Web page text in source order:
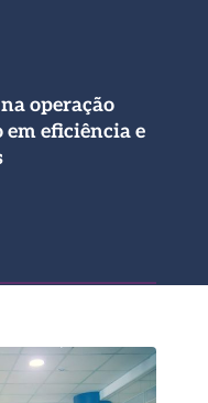
operação
eficiência e